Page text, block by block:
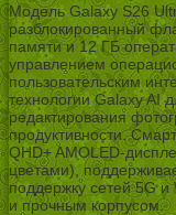
Модель Galaxy S26
разблокированный
памяти и 12 ГБ
управлением
пользовательским
технологии Galaxy AI
редактирования
продуктивности.
QHD+ AMOLED-
цветами),
поддержку сетей 5G
и прочным корпусом.